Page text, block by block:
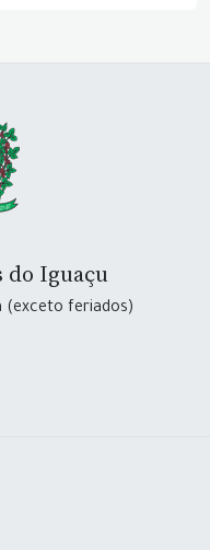
Iguaçu
(exceto feriados)